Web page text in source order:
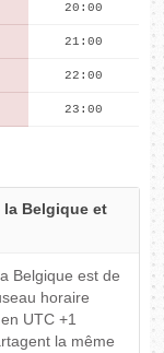
20:00
21:00
22:00
23:00
la Belgique et
Belgique est de
horaire
UTC +1
la même